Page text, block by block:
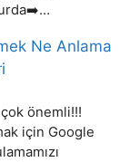
Ne Anlama
önemli!!!
için Google